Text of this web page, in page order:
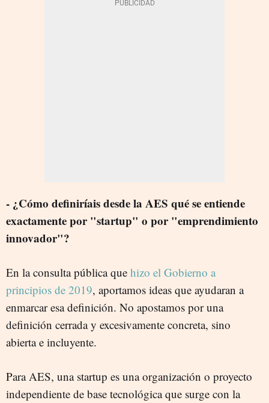
- ¿Cómo definiríais desde la AES qué se entiende
exactamente por "startup" o por "emprendimiento
innovador"?
En la consulta pública que hizo el Gobierno a
principios de 2019, aportamos ideas que ayudaran a
enmarcar esa definición. No apostamos por una
definición cerrada y excesivamente concreta, sino
abierta e incluyente.
Para AES, una startup es una organización o proyecto
independiente de base tecnológica que surge con la